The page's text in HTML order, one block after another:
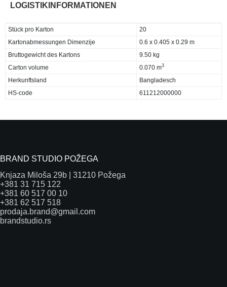
LOGISTIKINFORMATIONEN
Stück pro Karton
20
Kartonabmessungen Dimenzije
0.6 x 0.405 x 0.29 m
Bruttogewicht des Kartons
9.50 kg
Carton volume
0.070 m3
Herkunftsland
Bangladesch
HS-code
611212000000
BRAND STUDIO POŽEGA
Knjaza Miloša 29b | 31210 Požega
+381 31 715 122
+381 60 517 00 10
+381 62 517 518
prodaja.brand@gmail.com
brandstudio.rs